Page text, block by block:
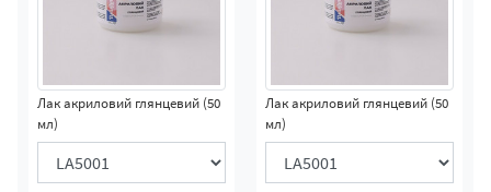
Лак акриловий глянцевий (50
мл)
Лак акриловий глянцевий (50
мл)